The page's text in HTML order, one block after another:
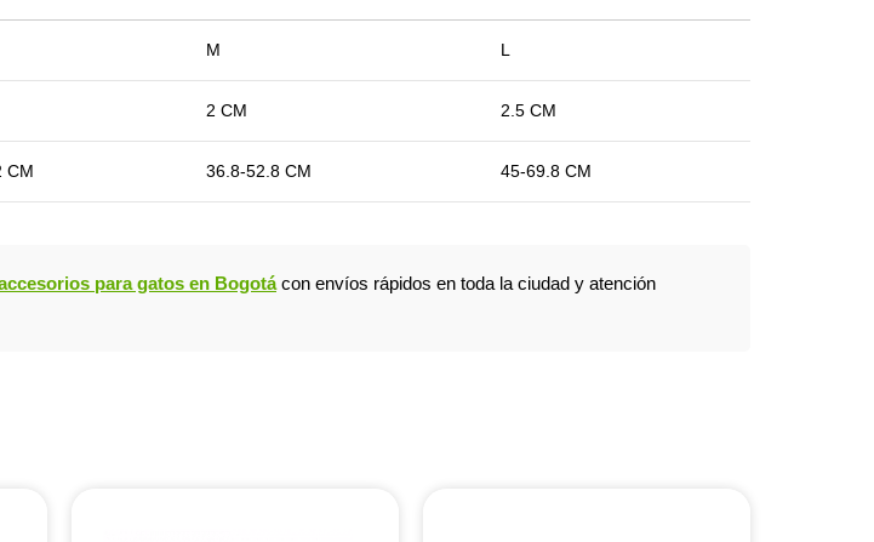
M L
2 CM 2.5 CM
CM 36.8-52.8 CM 45-69.8 CM
para gatos en Bogotácon envíos rápidos en toda la ciudad y atención